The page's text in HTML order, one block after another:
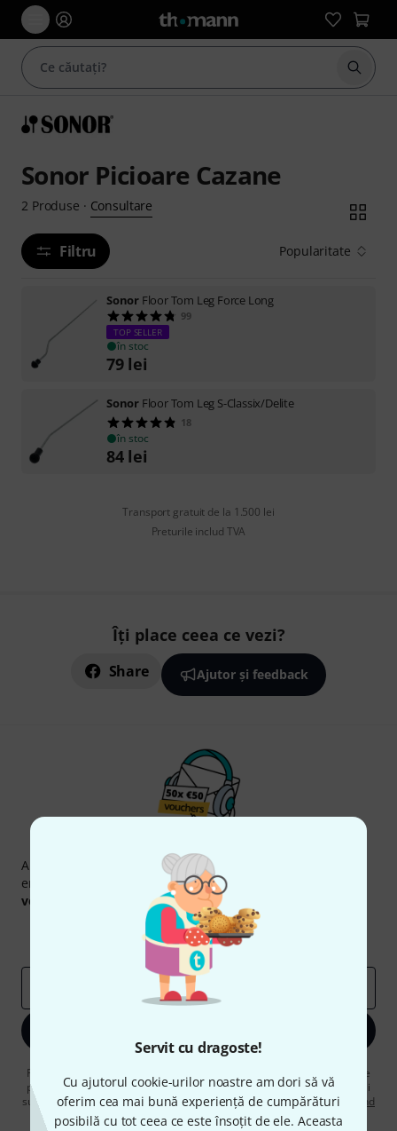
Servit cu dragoste!
Cu ajutorul cookie-urilor noastre am dori să vă
oferim cea mai bună experiență de cumpărături
posibilă cu tot ceea ce este însoțit de ele. Aceasta
Sonor Picioare Cazane
2 Produse · Consultare
Filtru Popularitate
Sonor Floor Tom Leg Force Long
99
TOP SELLER
în stoc
79 lei
Sonor Floor Tom Leg S-Classix/Delite
18
în stoc
84 lei
Transport gratuit de la 1.500 lei
Preturile includ TVA
Îți place ceea ce vezi?
Share Ajutor și feedback
Abonați-vă la buletinul informativ Thomann în limba
engleză și, cu puțin noroc, puteți câștiga unul dintre
voucherele
în valoare de50 €fiecare!
Contribuții inspiraționale
Perspectivele Thomann
Făcând clic pe „Înscrie-te acum”, sunteți de acord să primiți publicitate
prin e-mail. Vă puteți dezabona în orice moment. Puteți găsi informații
suplimentare despre buletinul informativ înregulamentul nostru privind
protecția datelor.